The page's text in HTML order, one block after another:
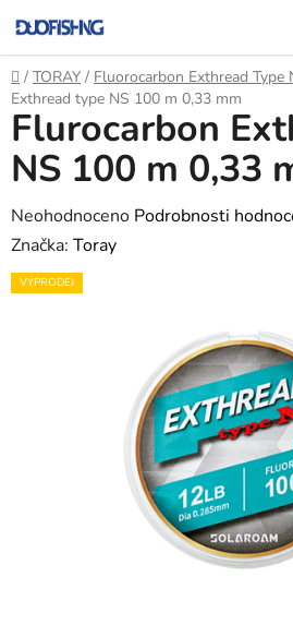
na
obsah
Domů
/ TORAY / Fluorocarbon Exthread Type
Exthread type NS 100 m 0,33 mm
Flurocarbon
NS 100 m 0,33
Průměrné
hodnocení
produktu
Neohodnoceno Podrobnosti
Značka: Toray
VÝPRODEJ